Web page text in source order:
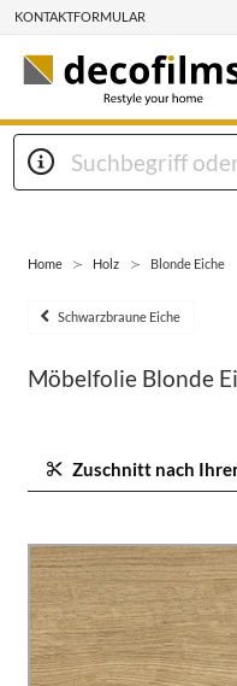
KONTAKTFORMULAR
Home Holz Blonde Eiche
Schwarzbraune Eiche
Möbelfolie Blonde
Zuschnitt nach